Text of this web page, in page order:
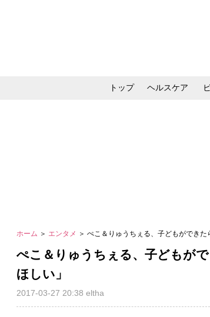
トップ ヘルスケア
ホーム ＞ エンタメ ＞ ぺこ＆りゅうちぇる、子どもができた
ぺこ＆りゅうちぇる、子どもが
ほしい」
2017-03-27 20:38 eltha